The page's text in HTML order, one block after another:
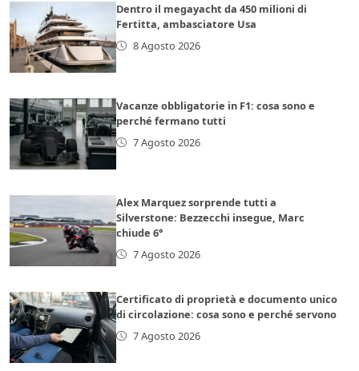
Dentro il megayacht da 450 milioni di
Fertitta, ambasciatore Usa
8 Agosto 2026
Vacanze obbligatorie in F1: cosa sono e
perché fermano tutti
7 Agosto 2026
Alex Marquez sorprende tutti a
Silverstone: Bezzecchi insegue, Marc
chiude 6°
7 Agosto 2026
Certificato di proprietà e documento unico
di circolazione: cosa sono e perché servono
7 Agosto 2026